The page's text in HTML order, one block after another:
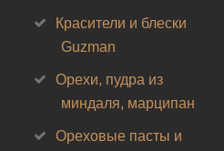
Красители и блески
Guzman
Орехи, пудра из
миндаля, марципан
Ореховые пасты и